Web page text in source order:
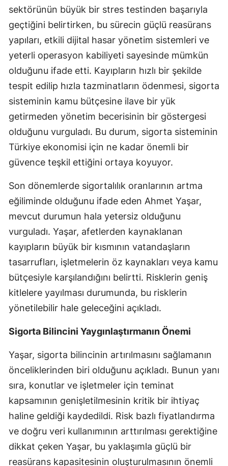
Siirt
Sinop
Sivas
Tekirdağ
Tokat
Trabzon
Tunceli
Şanlıurfa
Uşak
Van
Yozgat
Zonguldak
Aksaray
Bayburt
Karaman
Kırıkkale
Batman
Bartın
Ardahan
sektörünün büyük bir stres testinden başarıyla
geçtiğini belirtirken, bu sürecin güçlü reasürans
yapıları, etkili dijital hasar yönetim sistemleri ve
yeterli operasyon kabiliyeti sayesinde mümkün
olduğunu ifade etti. Kayıpların hızlı bir şekilde
tespit edilip hızla tazminatların ödenmesi, sigorta
sisteminin kamu bütçesine ilave bir yük
getirmeden yönetim becerisinin bir göstergesi
olduğunu vurguladı. Bu durum, sigorta sisteminin
Türkiye ekonomisi için ne kadar önemli bir
güvence teşkil ettiğini ortaya koyuyor.
Son dönemlerde sigortalılık oranlarının artma
eğiliminde olduğunu ifade eden Ahmet Yaşar,
mevcut durumun hala yetersiz olduğunu
vurguladı. Yaşar, afetlerden kaynaklanan
kayıpların büyük bir kısmının vatandaşların
tasarrufları, işletmelerin öz kaynakları veya kamu
bütçesiyle karşılandığını belirtti. Risklerin geniş
kitlelere yayılması durumunda, bu risklerin
yönetilebilir hale geleceğini açıkladı.
Sigorta Bilincini Yaygınlaştırmanın Önemi
Yaşar, sigorta bilincinin artırılmasını sağlamanın
önceliklerinden biri olduğunu açıkladı. Bunun yanı
sıra, konutlar ve işletmeler için teminat
kapsamının genişletilmesinin kritik bir ihtiyaç
haline geldiği kaydedildi. Risk bazlı fiyatlandırma
ve doğru veri kullanımının arttırılması gerektiğine
dikkat çeken Yaşar, bu yaklaşımla güçlü bir
reasürans kapasitesinin oluşturulmasının önemli